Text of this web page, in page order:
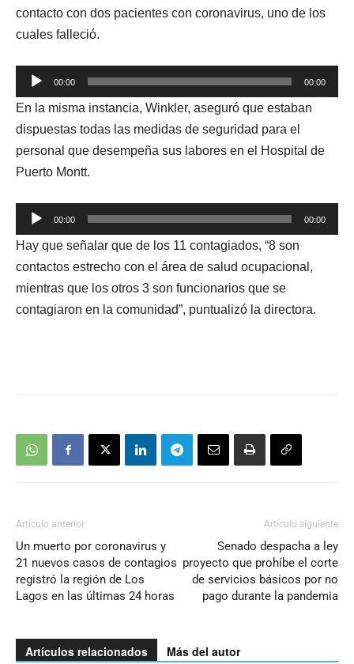
contacto con dos pacientes con coronavirus, uno de los
cuales falleció.
Reproductor
de
audio
00:00 00:00
En la misma instancia, Winkler, aseguró que estaban
dispuestas todas las medidas de seguridad para el
personal que desempeña sus labores en el Hospital de
Puerto Montt.
Reproductor
de
audio
00:00 00:00
Hay que señalar que de los 11 contagiados, “8 son
contactos estrecho con el área de salud ocupacional,
mientras que los otros 3 son funcionarios que se
contagiaron en la comunidad”, puntualizó la directora.
Artículo anterior
Un muerto por coronavirus y
21 nuevos casos de contagios
registró la región de Los
Lagos en las últimas 24 horas
Artículo siguiente
Senado despacha a ley
proyecto que prohíbe el corte
de servicios básicos por no
pago durante la pandemia
Artículos relacionados Más del autor